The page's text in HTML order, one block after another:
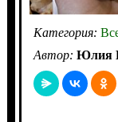
Категория:
Автор: Юлия